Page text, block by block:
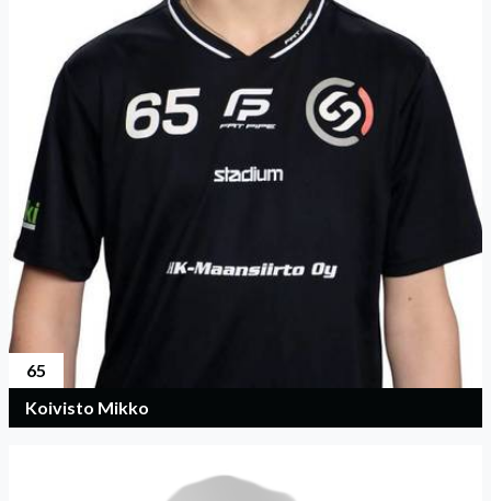
65
Koivisto Mikko